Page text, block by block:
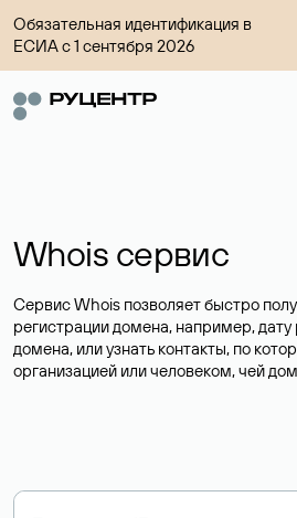
Обязательная идентификация в
ЕСИА с 1 сентября 2026
Whois сервис
Сервис Whois позволяет быстро
регистрации домена, например, дату
домена, или узнать контакты, по
организацией или человеком, чей